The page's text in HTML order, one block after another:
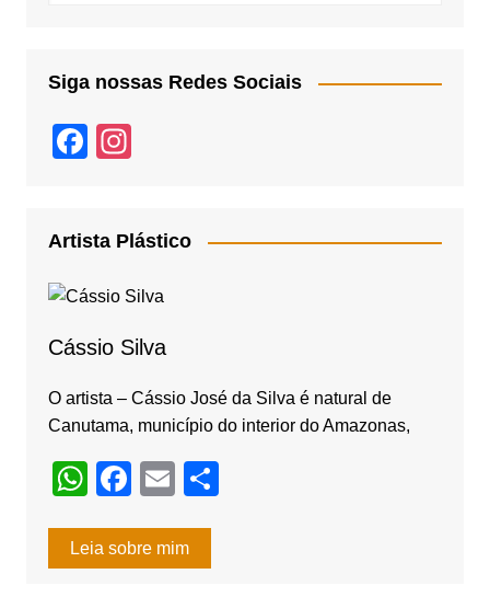
Siga nossas Redes Sociais
F
e
o
k
gr
a
Artista Plástico
Cássio Silva
O artista – Cássio José da Silva é natural de
Canutama, município do interior do Amazonas,
W
at
F
c
E
ail
Leia sobre mim